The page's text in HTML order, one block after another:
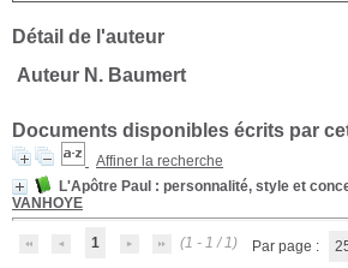
Détail de l'auteur
Auteur N. Baumert
Documents disponibles écrits par
Affiner la recherche
L'Apôtre Paul : personnalité, style et
VANHOYE
1 (1 - 1 / 1) Par page :